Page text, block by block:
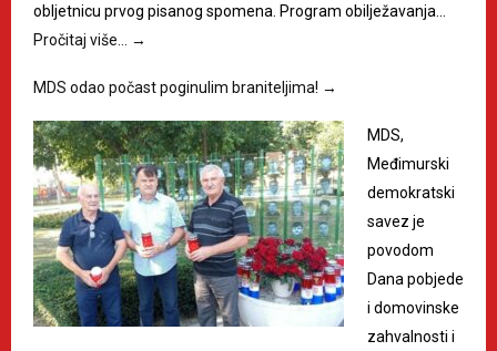
obljetnicu prvog pisanog spomena. Program obilježavanja…
Pročitaj više…
→
MDS odao počast poginulim braniteljima! →
MDS,
Međimurski
demokratski
savez je
povodom
Dana pobjede
i domovinske
zahvalnosti i